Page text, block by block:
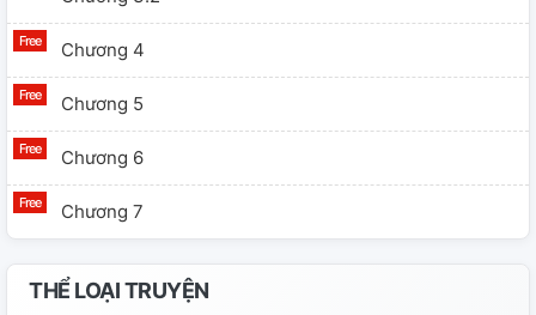
Chương 4
Chương 5
Chương 6
Chương 7
THỂ LOẠI TRUYỆN